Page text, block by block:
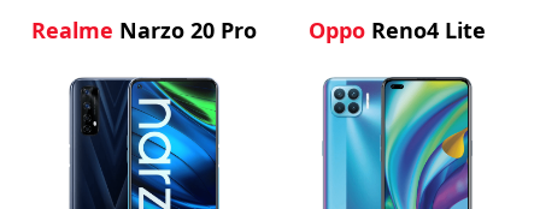
Realme Narzo 20 Pro Oppo Reno4 Lite